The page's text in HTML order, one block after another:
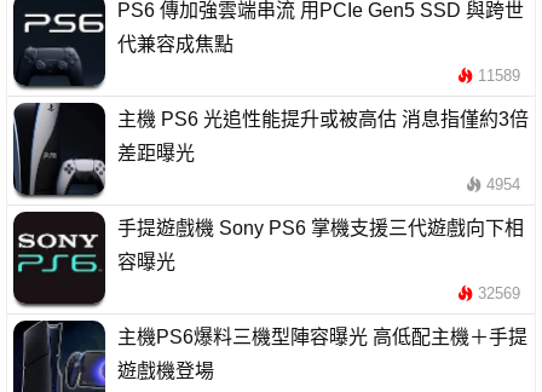
PS6 傳加強雲端串流 用PCIe Gen5 SSD 與跨世
代兼容成焦點
11589
主機 PS6 光追性能提升或被高估 消息指僅約3倍
差距曝光
4954
手提遊戲機 Sony PS6 掌機支援三代遊戲向下相
容曝光
32569
主機PS6爆料三機型陣容曝光 高低配主機＋手提
遊戲機登場